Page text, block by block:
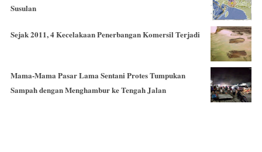
Susulan
Sejak 2011, 4 Kecelakaan Penerbangan Komersil Terjadi
Mama-Mama Pasar Lama Sentani Protes Tumpukan
Sampah dengan Menghambur ke Tengah Jalan